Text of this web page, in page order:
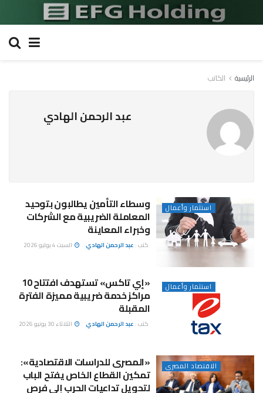
الرئيسية الكاتب
عبد الرحمن الهادي
استثمار وأعمال وسطاء التأمين يطالبون بتوحيد
المعاملة الضريبية مع الشركات
وخبراء المعاينة
كتب : عبد الرحمن الهادي السبت 4 يوليو 2026
استثمار وأعمال «إي تاكس» تستهدف افتتاح 10
مراكز خدمة ضريبية مميزة الفترة
المقبلة
كتب : عبد الرحمن الهادي الثلاثاء 30 يونيو 2026
الاقتصاد المصرى «المصرى للدراسات الاقتصادية»:
تمكين القطاع الخاص يفتح الباب
لتحويل تداعيات الحرب إلى فرص